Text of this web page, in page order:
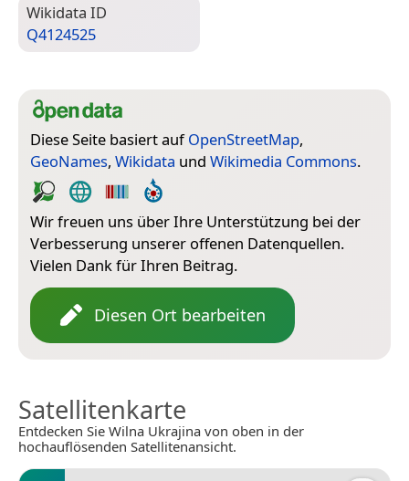
Wiki­data ID
Q4124525
Diese Seite basiert aufOpenStreetMap,
GeoNames, Wikidata und Wikimedia Commons.
Wir freuen uns über Ihre Unterstützung bei der
Verbesserung unserer offenen Datenquellen.
Vielen Dank für Ihren Beitrag.
Diesen Ort bearbeiten
Satellitenkarte
Entdecken Sie Wilna Ukrajina von oben in der
hochauflösenden Satellitenansicht.